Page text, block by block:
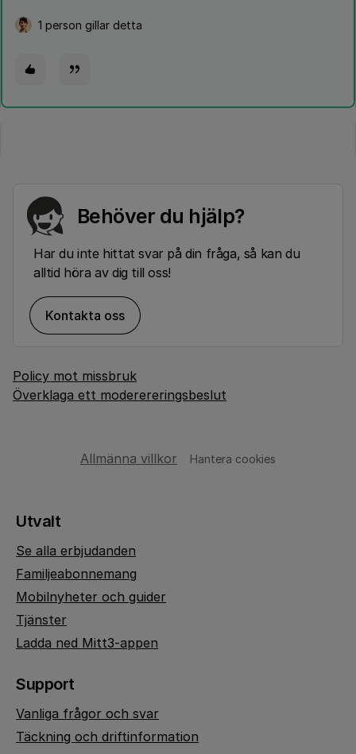
1 person gillar detta
Behöver du hjälp?
Har du inte hittat svar på din fråga, så kan du
alltid höra av dig till oss!
Kontakta oss
Policy mot missbruk
Överklaga ett moderereringsbeslut
Allmänna villkor Hantera cookies
Utvalt
Se alla erbjudanden
Familjeabonnemang
Mobilnyheter och guider
Tjänster
Ladda ned Mitt3-appen
Support
Vanliga frågor och svar
Täckning och driftinformation